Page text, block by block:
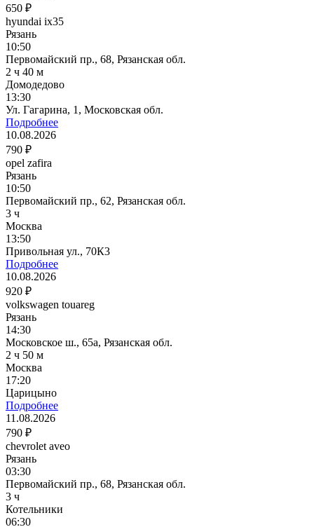
650 ₽
hyundai ix35
Рязань
10:50
Первомайский пр., 68, Рязанская обл.
2 ч 40 м
Домодедово
13:30
Ул. Гагарина, 1, Московская обл.
Подробнее
10.08.2026
790 ₽
opel zafira
Рязань
10:50
Первомайский пр., 62, Рязанская обл.
3 ч
Москва
13:50
Привольная ул., 70К3
Подробнее
10.08.2026
920 ₽
volkswagen touareg
Рязань
14:30
Московское ш., 65а, Рязанская обл.
2 ч 50 м
Москва
17:20
Царицыно
Подробнее
11.08.2026
790 ₽
chevrolet aveo
Рязань
03:30
Первомайский пр., 68, Рязанская обл.
3 ч
Котельники
06:30